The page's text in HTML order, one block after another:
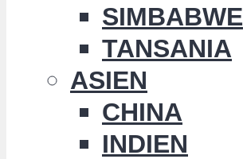
SIMBABWE
TANSANIA
ASIEN
CHINA
INDIEN